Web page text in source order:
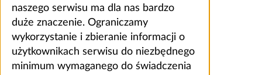
naszego serwisu ma dla nas bardzo
duże znaczenie. Ograniczamy
wykorzystanie i zbieranie informacji o
użytkownikach serwisu do niezbędnego
minimum wymaganego do świadczenia